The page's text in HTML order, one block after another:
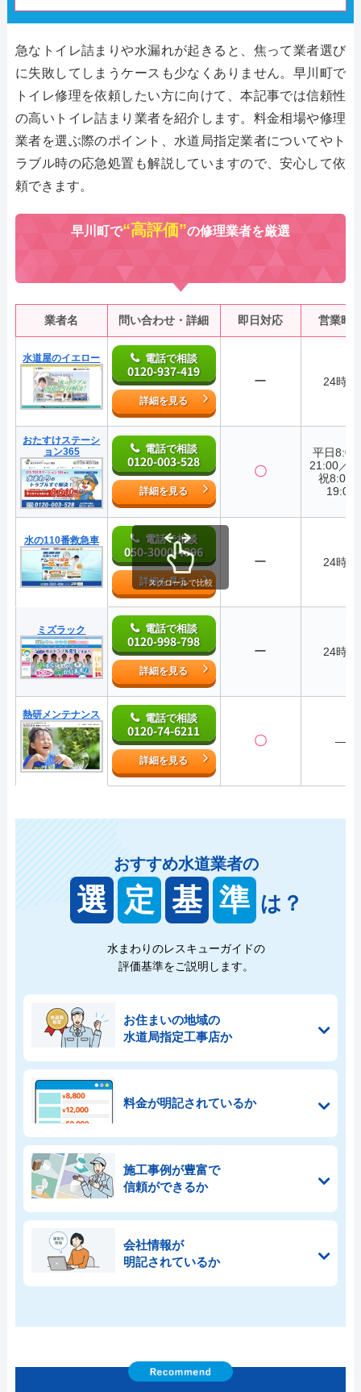
急なトイレ詰まりや水漏れが起きると、焦って業者選び
に失敗してしまうケースも少なくありません。早川町で
トイレ修理を依頼したい方に向けて、本記事では信頼性
の高いトイレ詰まり業者を紹介します。料金相場や修理
業者を選ぶ際のポイント、水道局指定業者についてやト
ラブル時の応急処置も解説していますので、安心して依
頼できます。
早川町で“高評価”の修理業者を厳選
業者名 問い合わせ・詳細 即日対応 営業時
水道屋のイエロー 電話で相談
0120-937-419
詳細を見る
ー 24時間
おたすけステーシ
ョン365
電話で相談
0120-003-528
詳細を見る
〇
平日8:00
21:00／
祝8:00
19:00
水の110番救急車 電話で相談
050-3000-4096
詳細を見る
ー 24時間
ミズラック 電話で相談
0120-998-798
詳細を見る
ー 24時間
熱研メンテナンス 電話で相談
0120-74-6211
詳細を見る
〇 ―
スクロールで比較
おすすめ水道業者の
選 定 基 準 は？
水まわりのレスキューガイドの
評価基準をご説明します。
お住まいの地域の
水道局指定工事店か
料金が明記されているか
施工事例が豊富で
信頼ができるか
会社情報が
明記されているか